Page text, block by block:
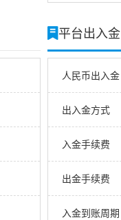
平台出入金
人民币出入金
出入金方式
入金手续费
出金手续费
入金到账周期